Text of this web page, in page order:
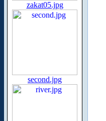
zakat05.jpg
second.jpg